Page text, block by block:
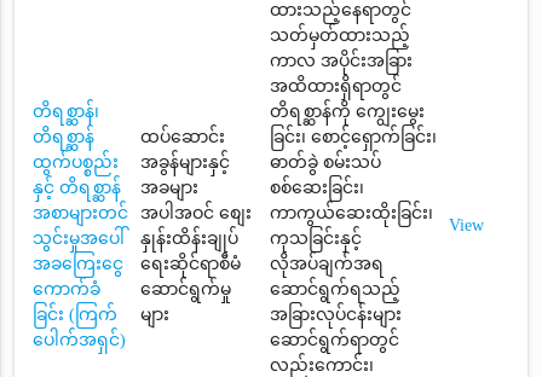
တိရစ္ဆာန်၊
တိရစ္ဆာန်
ထွက်ပစ္စည်း
နှင့် တိရစ္ဆာန်
အစာများတင်
သွင်းမှုအပေါ်
အခကြေးငွေ
ကောက်ခံ
ခြင်း (ကြက်
ပေါက်အရှင်)
ထပ်ဆောင်း
အခွန်များနှင့်
အခများ
အပါအဝင် စျေး
နှုန်းထိန်းချုပ်
ရေးဆိုင်ရာစီမံ
ဆောင်ရွက်မှု
များ
ထားသည့်နေရာတွင်
သတ်မှတ်ထားသည့်
ကာလ အပိုင်းအခြား
အထိထားရှိရာတွင်
တိရစ္ဆာန်ကို ကျွေးမွေး
ခြင်း၊ စောင့်ရှောက်ခြင်း၊
ဓာတ်ခွဲ စမ်းသပ်
စစ်ဆေးခြင်း၊
ကာကွယ်ဆေးထိုးခြင်း၊
ကုသခြင်းနှင့်
လိုအပ်ချက်အရ
ဆောင်ရွက်ရသည့်
အခြားလုပ်ငန်းများ
ဆောင်ရွက်ရာတွင်
လည်းကောင်း၊
View